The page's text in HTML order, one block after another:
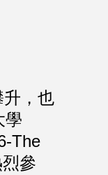
，也
學
The
參